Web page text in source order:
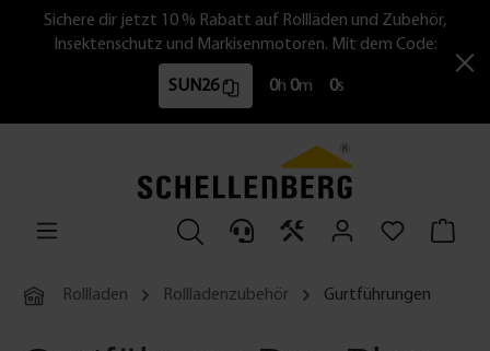
Sichere dir jetzt 10 % Rabatt auf Rollläden und Zubehör,
Insektenschutz und Markisenmotoren. Mit dem Code:
SUN26 0h 0m 0s
Rollladen Rollladenzubehör Gurtführungen